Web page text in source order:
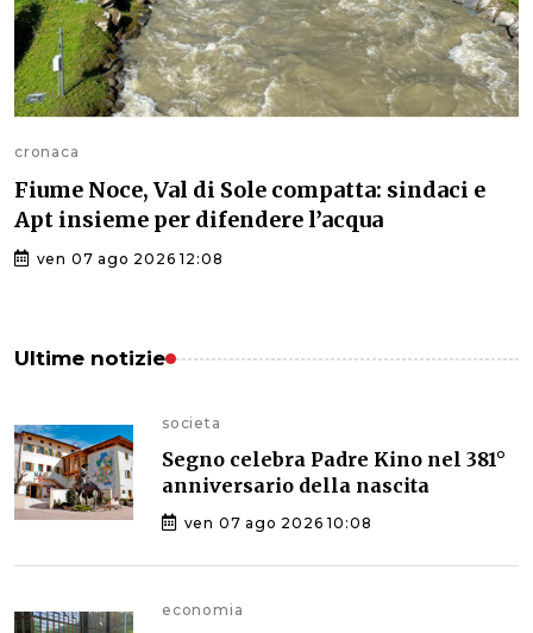
cronaca
Fiume Noce, Val di Sole compatta: sindaci e
Apt insieme per difendere l’acqua
ven 07 ago 2026 12:08
Ultime notizie
societa
Segno celebra Padre Kino nel 381°
anniversario della nascita
ven 07 ago 2026 10:08
economia